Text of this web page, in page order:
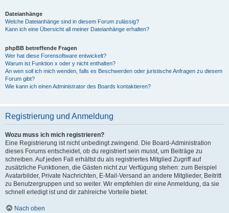
Dateianhänge
Welche Dateianhänge sind in diesem Forum zulässig?
Kann ich eine Übersicht all meiner Dateianhänge erhalten?
phpBB betreffende Fragen
Wer hat diese Forensoftware entwickelt?
Warum ist Funktion x oder y nicht enthalten?
An wen soll ich mich wenden, falls es Beschwerden oder juristische Anfragen zu diesem
Forum gibt?
Wie kann ich einen Administrator des Boards kontaktieren?
Registrierung und Anmeldung
Wozu muss ich mich registrieren?
Eine Registrierung ist nicht unbedingt zwingend. Die Board-Administration
dieses Forums entscheidet, ob du registriert sein musst, um Beiträge zu
schreiben. Auf jeden Fall erhältst du als registriertes Mitglied Zugriff auf
zusätzliche Funktionen, die Gästen nicht zur Verfügung stehen: zum Beispiel
Avatarbilder, Private Nachrichten, E-Mail-Versand an andere Mitglieder, Beitritt
zu Benutzergruppen und so weiter. Wir empfehlen dir eine Anmeldung, da sie
schnell erledigt ist und dir zahlreiche Vorteile bietet.
Nach oben